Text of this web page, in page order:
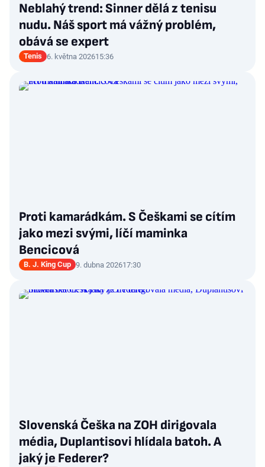
Neblahý trend: Sinner dělá z tenisu
nudu. Náš sport má vážný problém,
obává se expert
Tenis 6. května 202615:36
Proti kamarádkám. S Češkami se cítím
jako mezi svými, líčí maminka
Bencicová
B. J. King Cup 9. dubna 202617:30
Slovenská Češka na ZOH dirigovala
média, Duplantisovi hlídala batoh. A
jaký je Federer?